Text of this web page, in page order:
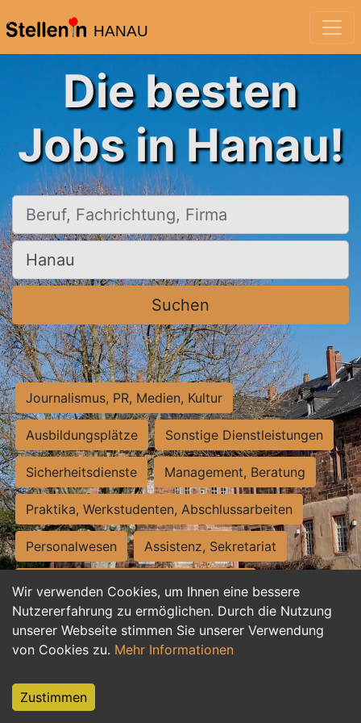
HANAU
Wir verwenden Cookies, um Ihnen eine bessere
Nutzererfahrung zu ermöglichen. Durch die Nutzung
unserer Webseite stimmen Sie unserer Verwendung
von Cookies zu. Mehr Informationen
Zustimmen
Die besten
Jobs in Hanau!
Beruf, Fachrichtung, Firma
Ort, Stadt
Suchen
Journalismus, PR, Medien, Kultur
Ausbildungsplätze Sonstige Dienstleistungen
Sicherheitsdienste Management, Beratung
Praktika, Werkstudenten, Abschlussarbeiten
Personalwesen Assistenz, Sekretariat
Hilfskräfte, Aushilfs- und Nebenjobs
Einkauf, Logistik, Materialwirtschaft
Weiterbildung, Studium, duale Ausbildung
Tourismus